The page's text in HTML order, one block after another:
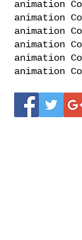
animation
animation
animation
animation
animation
animation